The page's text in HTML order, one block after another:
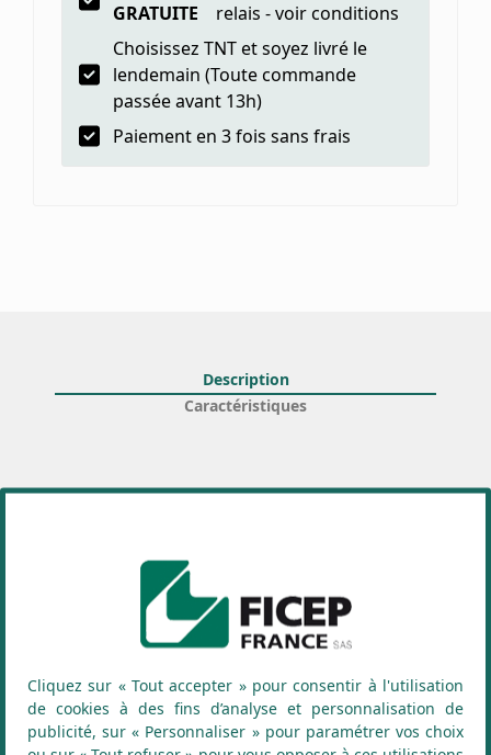
Cliquez sur « Tout accepter » pour consentir à l'utilisation
de cookies à des fins d’analyse et personnalisation de
publicité, sur « Personnaliser » pour paramétrer vos choix
GRATUITE
relais - voir conditions
Choisissez TNT et soyez livré le
lendemain (Toute commande
passée avant 13h)
Paiement en 3 fois sans frais
Description
Caractéristiques